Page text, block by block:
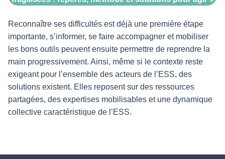
Reconnaître ses difficultés est déjà une première étape
importante, s’informer, se faire accompagner et mobiliser
les bons outils peuvent ensuite permettre de reprendre la
main progressivement. Ainsi, même si le contexte reste
exigeant pour l’ensemble des acteurs de l’ESS, des
solutions existent. Elles reposent sur des ressources
partagées, des expertises mobilisables et une dynamique
collective caractéristique de l’ESS.